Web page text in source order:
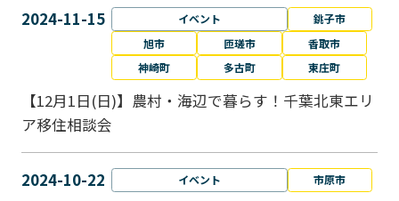
2024-11-15 イベント
銚子市
旭市
匝瑳市
香取市
神崎町
多古町 東庄町
【12月1日(日)】農村・海辺で暮らす！千葉北東エリ
ア移住相談会
2024-10-22 イベント 市原市